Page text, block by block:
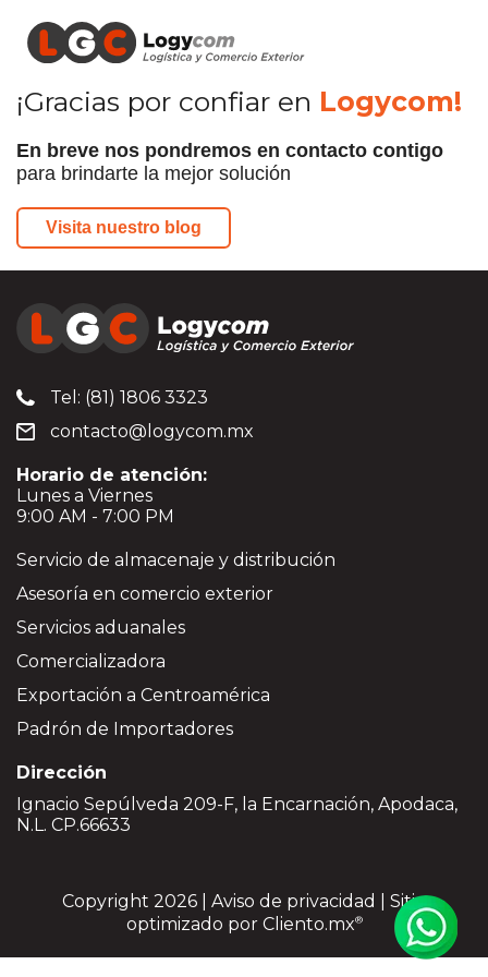
¡Gracias por confiar en Logycom!
En breve nos pondremos en contacto contigo
para brindarte la mejor solución
Visita nuestro blog
Tel: (81) 1806 3323
contacto@logycom.mx
Horario de atención:
Lunes a Viernes
9:00 AM - 7:00 PM
Servicio de almacenaje y distribución
Asesoría en comercio exterior
Servicios aduanales
Comercializadora
Exportación a Centroamérica
Padrón de Importadores
Dirección
Ignacio Sepúlveda 209-F, la Encarnación, Apodaca,
N.L. CP.66633
Copyright 2026 | Aviso de privacidad
| Sitio
optimizado por Cliento.mx®